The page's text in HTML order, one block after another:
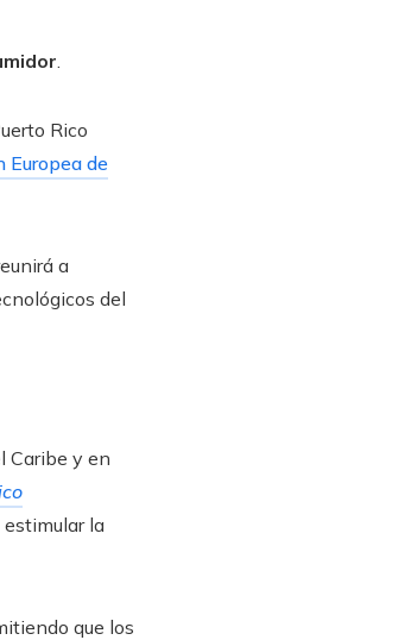
.
Rico
Europea de
a
del
Caribe y en
la
que los